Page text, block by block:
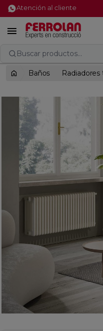
Atención al cliente

Buscar productos...
Baños Radiadores